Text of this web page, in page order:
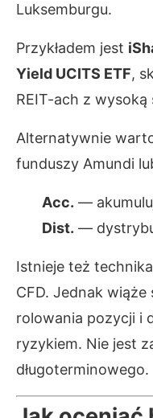
Luksemburgu.
Przykładem jest
Yield UCITS ETF,
REIT-ach z
Alternatywnie
funduszy Amundi
Acc. —
Dist. —
Istnieje też
CFD. Jednak
rolowania pozycji i
ryzykiem. Nie jest
długoterminowego.